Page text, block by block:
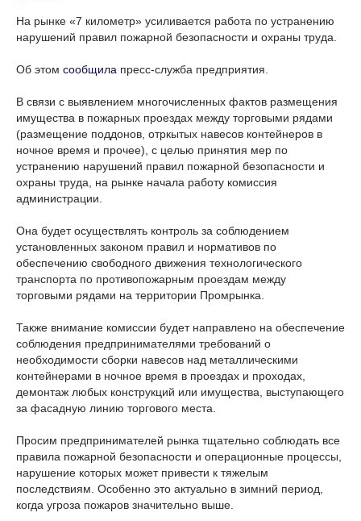
На рынке «7 километр» усиливается работа по устранению
нарушений правил пожарной безопасности и охраны труда.
Об этом сообщила пресс-служба предприятия.
В связи с выявлением многочисленных фактов размещения
имущества в пожарных проездах между торговыми рядами
(размещение поддонов, отркытых навесов контейнеров в
ночное время и прочее), с целью принятия мер по
устранению нарушений правил пожарной безопасности и
охраны труда, на рынке начала работу комиссия
администрации.
Она будет осуществлять контроль за соблюдением
установленных законом правил и нормативов по
обеспечению свободного движения технологического
транспорта по противопожарным проездам между
торговыми рядами на территории Промрынка.
Также внимание комиссии будет направлено на обеспечение
соблюдения предпринимателями требований о
необходимости сборки навесов над металлическими
контейнерами в ночное время в проездах и проходах,
демонтаж любых конструкций или имущества, выступающего
за фасадную линию торгового места.
Просим предпринимателей рынка тщательно соблюдать все
правила пожарной безопасности и операционные процессы,
нарушение которых может привести к тяжелым
последствиям. Особенно это актуально в зимний период,
когда угроза пожаров значительно выше.